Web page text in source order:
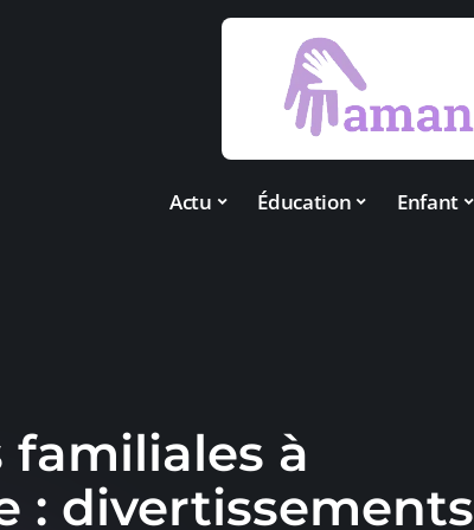
Actu Éducation Enfant
à
: divertissements